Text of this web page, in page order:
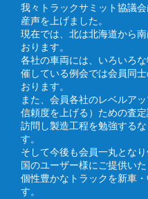
我々トラックサミット協議
産声を上げました。
現在では、北は北海道から
おります。
各社の車両には、いろいろ
催している例会では会員同
おります。
また、会員各社のレベルア
信頼度を上げる）ための査
訪問し製造工程を勉強する
す。
そして今後も会員一丸とな
国のユーザー様にご提供いた
個性豊かなトラックを新車
す。